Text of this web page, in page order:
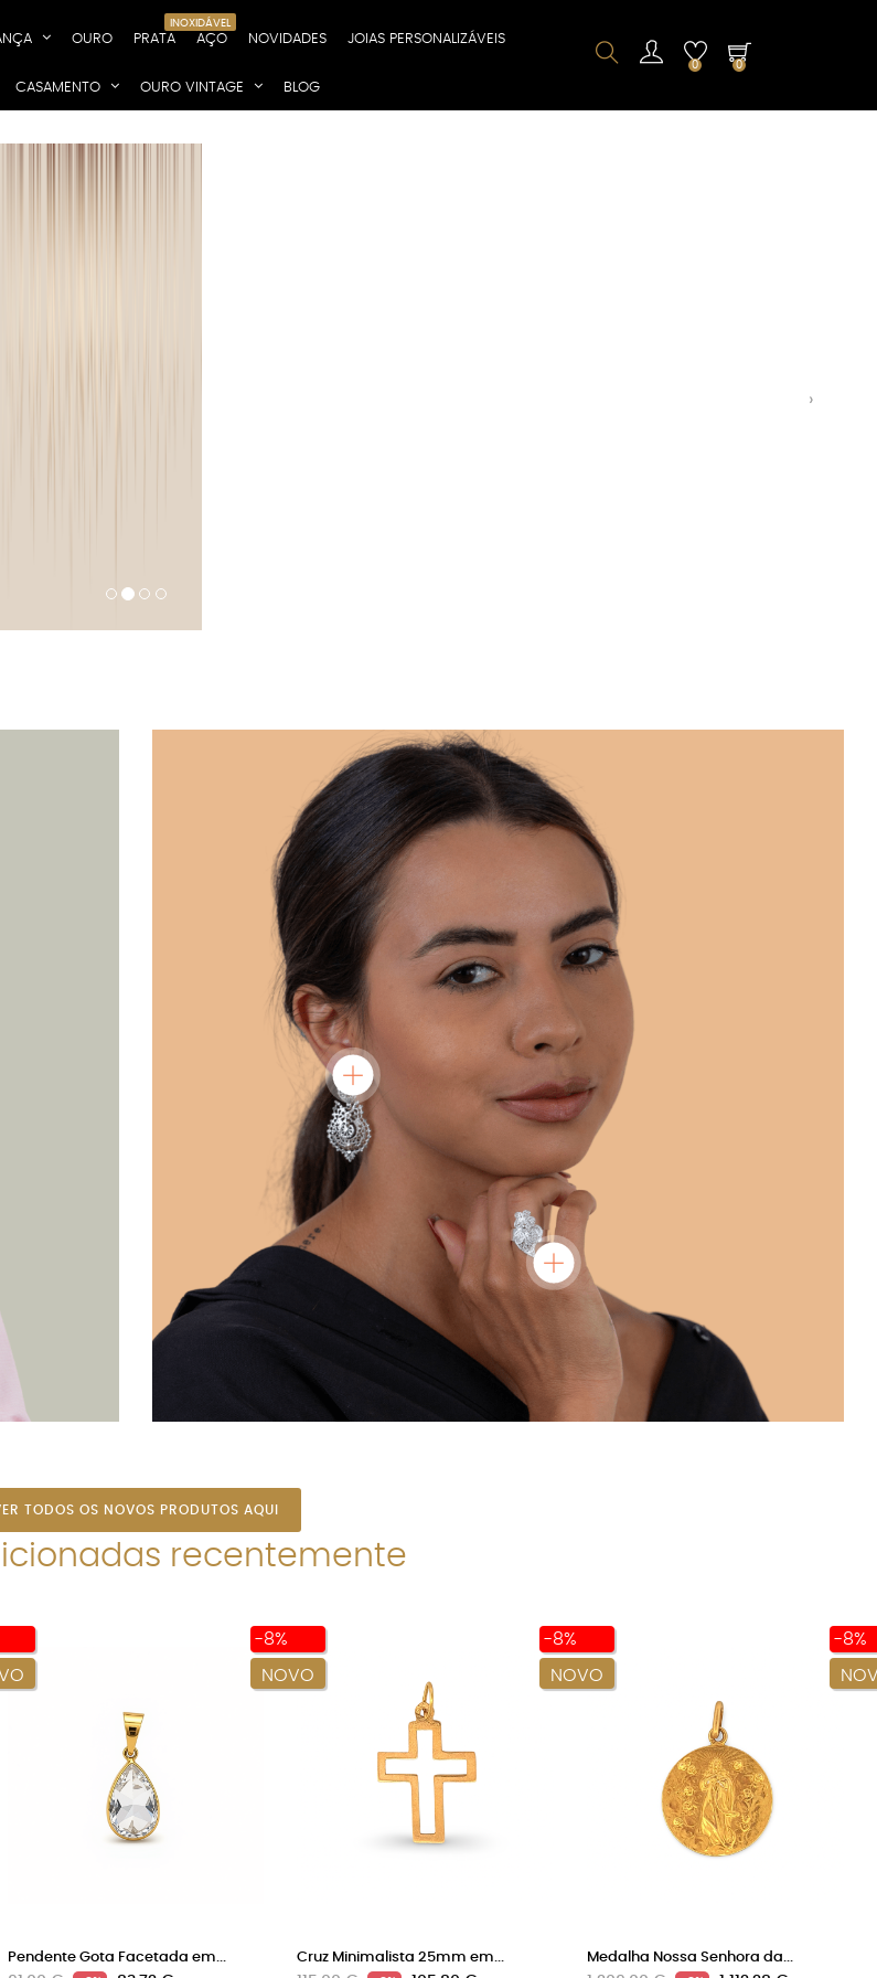
OURO PRATA AÇO
INOXIDÁVEL
NOVIDADES JOIAS PERSONALIZÁVEIS
CASAMENTO OURO VINTAGE BLOG
0 0
›Next
TODOS OS NOVOS PRODUTOS AQUI
recentemente
-8%
NOVO
Pendente Gota Facetada em...
-8%
NOVO
Cruz Minimalista 25mm em...
-8%
Medalha Nossa Senhora da...